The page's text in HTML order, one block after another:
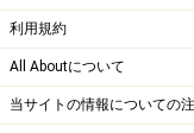
利用規約
All Aboutについて
当サイトの情報についての